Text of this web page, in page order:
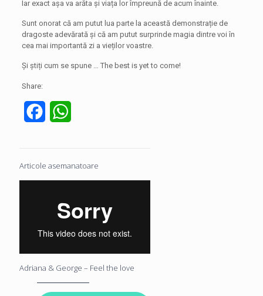
Iar exact așa va arăta și viața lor împreună de acum înainte.
Sunt onorat că am putut lua parte la această demonstrație de
dragoste adevărată și că am putut surprinde magia dintre voi în
cea mai importantă zi a vieților voastre.
Și știți cum se spune … The best is yet to come!
Share:
Facebook
Articole asemanatoare
Adriana & George – Feel the love